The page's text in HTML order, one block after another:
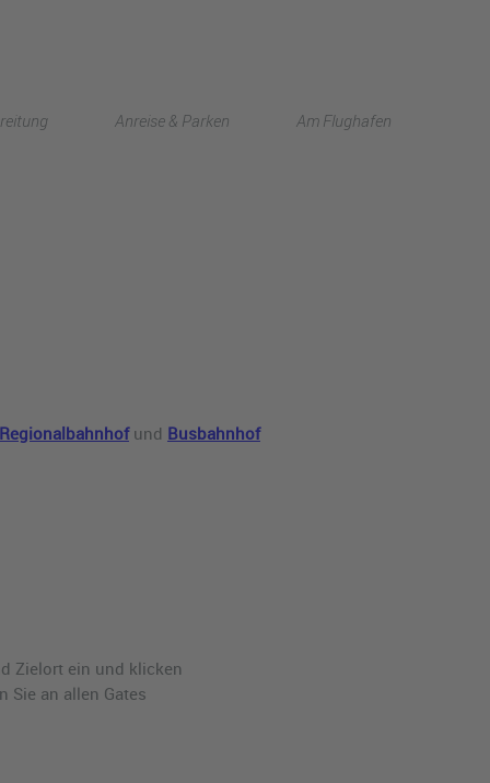
Anreise & Parken Am Flughafen
Regionalbahnhofund Busbahnhof
Zielort ein und klicken
Sie an allen Gates